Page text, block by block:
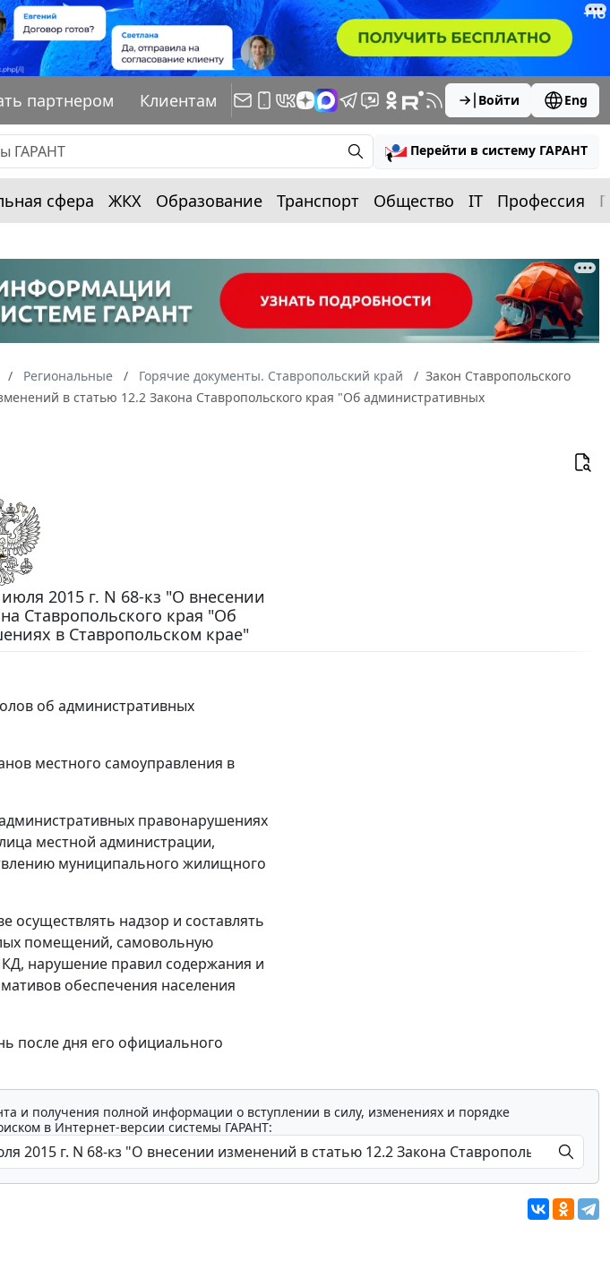
партнером Клиентам Войти Eng
Перейти в систему ГАРАНТ
сфера ЖКХ Образование Транспорт Общество IT Профессия
Региональные Горячие документы. Ставропольский край
Закон Ставропольского
в статью 12.2 Закона Ставропольского края "Об административных
2015 г. N 68-кз "О внесении
Ставропольского края "Об
в Ставропольском крае"
об административных
местного самоуправления в
правонарушениях
местной администрации,
муниципального жилищного
осуществлять надзор и составлять
помещений, самовольную
нарушение правил содержания и
обеспечения населения
после дня его официального
и получения полной информации о вступлении в силу, изменениях и порядке
в Интернет-версии системы ГАРАНТ: